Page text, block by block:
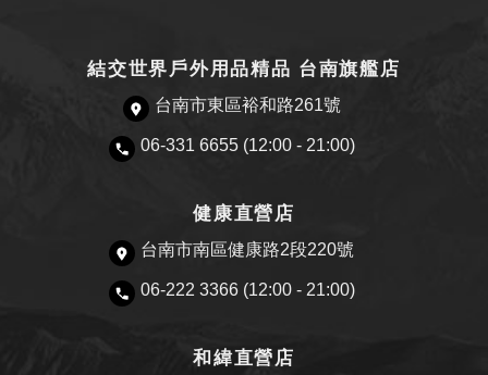
結交世界戶外用品精品 台南旗艦店
台南市東區裕和路261號
06-331 6655 (12:00 - 21:00)
健康直營店
台南市南區健康路2段220號
06-222 3366 (12:00 - 21:00)
和緯直營店